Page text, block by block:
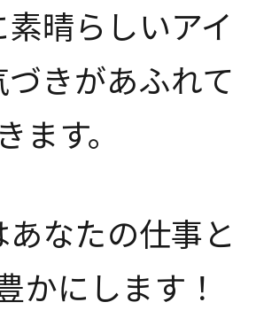
晴らしいアイ
きがあふれて
きます。
なたの仕事と
かにします！